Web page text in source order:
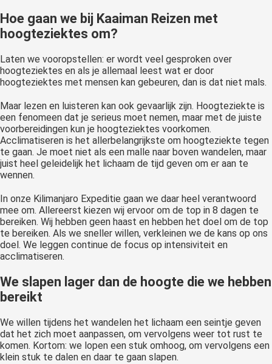
Hoe gaan we bij Kaaiman Reizen met
hoogteziektes om?
Laten we vooropstellen: er wordt veel gesproken over
hoogteziektes en als je allemaal leest wat er door
hoogteziektes met mensen kan gebeuren, dan is dat niet mals.
Maar lezen en luisteren kan ook gevaarlijk zijn. Hoogteziekte is
een fenomeen dat je serieus moet nemen, maar met de juiste
voorbereidingen kun je hoogteziektes voorkomen.
Acclimatiseren is het allerbelangrijkste om hoogteziekte tegen
te gaan. Je moet niet als een malle naar boven wandelen, maar
juist heel geleidelijk het lichaam de tijd geven om er aan te
wennen.
In onze Kilimanjaro Expeditie gaan we daar heel verantwoord
mee om. Allereerst kiezen wij ervoor om de top in 8 dagen te
bereiken. Wij hebben geen haast en hebben het doel om de top
te bereiken. Als we sneller willen, verkleinen we de kans op ons
doel. We leggen continue de focus op intensiviteit en
acclimatiseren.
We slapen lager dan de hoogte die we hebben
bereikt
We willen tijdens het wandelen het lichaam een seintje geven
dat het zich moet aanpassen, om vervolgens weer tot rust te
komen. Kortom: we lopen een stuk omhoog, om vervolgens een
klein stuk te dalen en daar te gaan slapen.